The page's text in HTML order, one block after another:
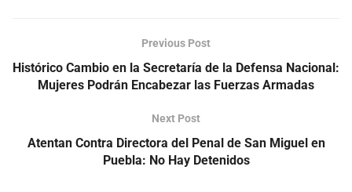
Previous Post
Histórico Cambio en la Secretaría de la Defensa Nacional:
Mujeres Podrán Encabezar las Fuerzas Armadas
Next Post
Atentan Contra Directora del Penal de San Miguel en
Puebla: No Hay Detenidos